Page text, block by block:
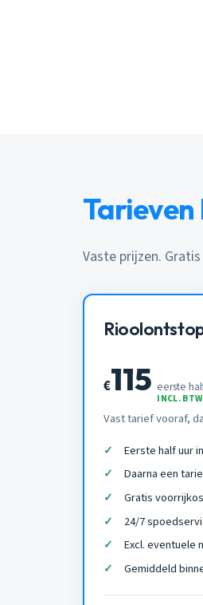
Vaste prijzen.
€115 eerste
INCL. BTW
Vast tarief vooraf,
Eerste half uur
Daarna een
Gratis
24/7
Excl. eventuele
Gemiddeld